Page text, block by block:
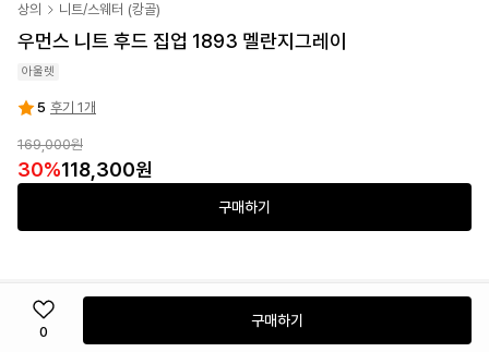
상의 니트/스웨터 (캉골)
우먼스 니트 후드 집업 1893 멜란지그레이
아울렛
5 후기 1개
169,000원
30%118,300원
구매하기
0
구매하기